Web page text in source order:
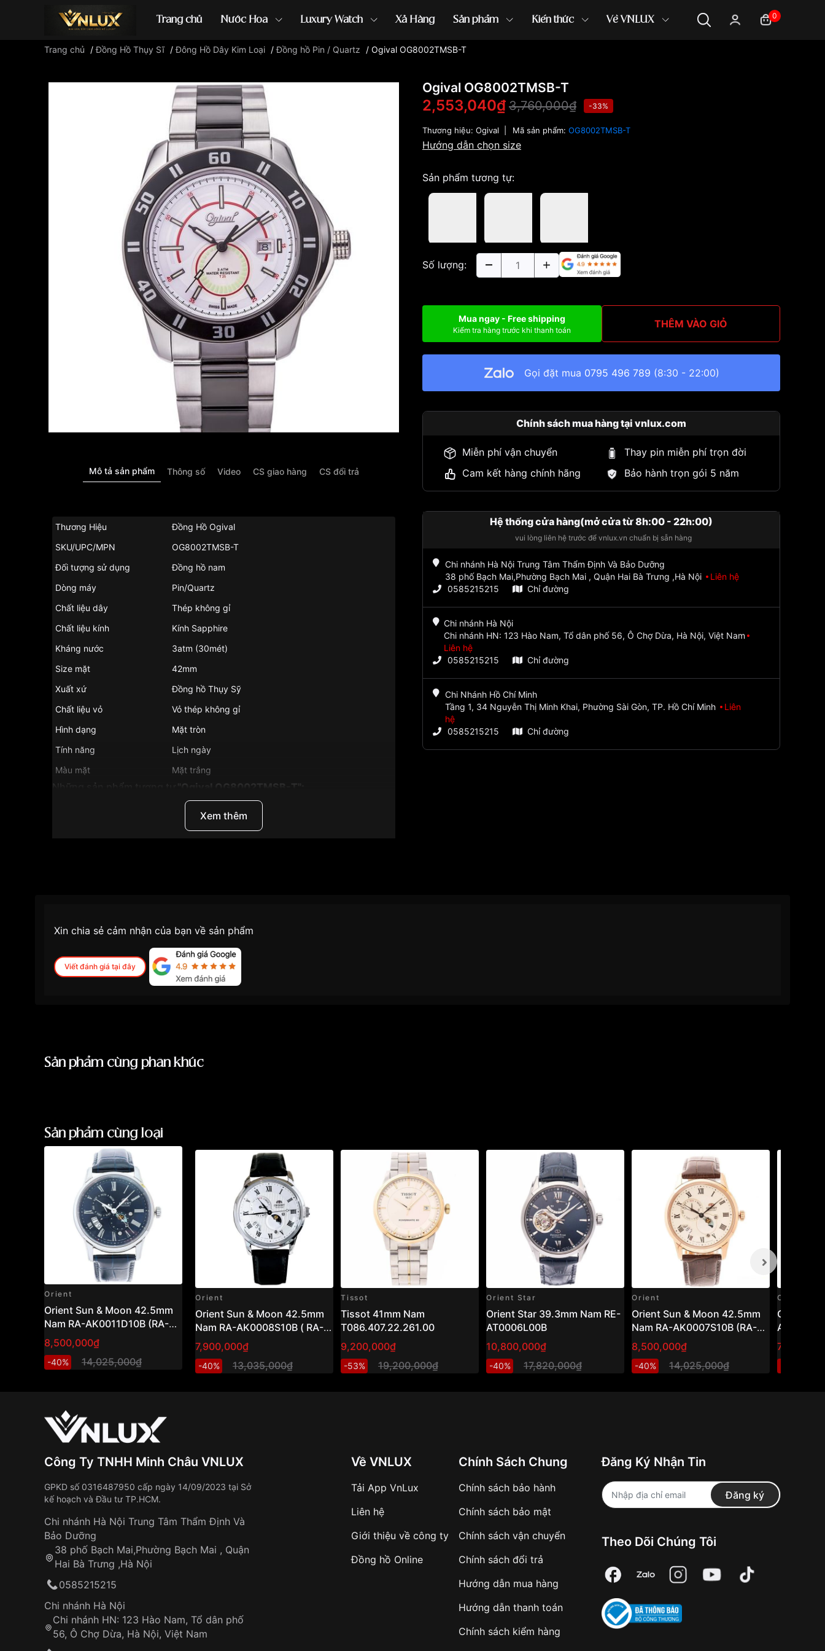
Trang chủ Nước Hoa Luxury Watch Xả Hàng Sản phẩm Kiến thức Về VNLUX 0
Đồng hồ casio đồng hồ G-Shock đồng hồ Orient ...
Trang chủ /Đồng Hồ Thụy Sĩ /Đông Hồ Dây Kim Loại /Đồng hồ Pin / Quartz / Ogival OG8002TMSB-T
Mô tả sản phẩm Thông số Video CS giao hàng CS đổi trả
Thương Hiệu
Đồng Hồ Ogival
SKU/UPC/MPN
OG8002TMSB-T
Đối tượng sử dụng
Đồng hồ nam
Dòng máy
Pin/Quartz
Chất liệu dây
Thép không gỉ
Chất liệu kính
Kính Sapphire
Kháng nước
3atm (30mét)
Size mặt
42mm
Xuất xứ
Đồng hồ Thụy Sỹ
Chất liệu vỏ
Vỏ thép không gỉ
Hình dạng
Mặt tròn
Tính năng
Lịch ngày
Màu mặt
Mặt trắng
Những sản phẩm tương tự "Ogival OG8002TMSB-T":
Xem thêm
Ogival OG8002TMSB-T
2,553,040₫ 3,760,000₫ -33%
Thương hiệu: Ogival Mã sản phẩm: OG8002TMSB-T
Hướng dẫn chọn size
Sản phẩm tương tự:
Số lượng:
Mua ngay - Free shipping
Kiểm tra hàng trước khi thanh toán THÊM VÀO GIỎ
Gọi đặt mua 0795 496 789 (8:30 - 22:00)
Chính sách mua hàng tại vnlux.com
Miễn phí vận chuyển
Thay pin miễn phí trọn đời
Cam kết hàng chính hãng
Bảo hành trọn gói 5 năm
Hệ thống cửa hàng(mở cửa từ 8h:00 - 22h:00)
vui lòng liên hệ trước để vnlux.vn chuẩn bị sẵn hàng
Chi nhánh Hà Nội Trung Tâm Thẩm Định Và Bảo Dưỡng
38 phố Bạch Mai,Phường Bạch Mai , Quận Hai Bà Trưng ,Hà Nội
Liên hệ
0585215215
Chỉ đường
Chi nhánh Hà Nội
Chi nhánh HN: 123 Hào Nam, Tổ dân phố 56, Ô Chợ Dừa, Hà Nội, Việt Nam
Liên hệ
0585215215
Chỉ đường
Chi Nhánh Hồ Chí Minh
Tầng 1, 34 Nguyễn Thị Minh Khai, Phường Sài Gòn, TP. Hồ Chí Minh
Liên
hệ
0585215215
Chỉ đường
Xin chia sẻ cảm nhận của bạn về sản phẩm
Viết đánh giá tại đây
Sản phẩm cùng phân khúc
Sản phẩm cùng loại
Orient
Orient Sun & Moon 42.5mm
Nam RA-AK0011D10B (RA-
AK0011D30B)
8,500,000₫
-40% 14,025,000₫
Orient
Orient Sun & Moon 42.5mm
Nam RA-AK0008S10B ( RA-
AK0008S30B )
7,900,000₫
-40% 13,035,000₫
Tissot
Tissot 41mm Nam
T086.407.22.261.00
9,200,000₫
-53% 19,200,000₫
Orient Star
Orient Star 39.3mm Nam RE-
AT0006L00B
10,800,000₫
-40% 17,820,000₫
Orient
Orient Sun & Moon 42.5mm
Nam RA-AK0007S10B (RA-
AK0007S30B)
8,500,000₫
-40% 14,025,000₫
Orient
Orient
Công Ty TNHH Minh Châu VNLUX
GPKD số 0316487950 cấp ngày 14/09/2023 tại Sở
kế hoạch và Đầu tư TP.HCM.
Chi nhánh Hà Nội Trung Tâm Thẩm Định Và
Bảo Dưỡng
38 phố Bạch Mai,Phường Bạch Mai , Quận
Hai Bà Trưng ,Hà Nội
0585215215
Chi nhánh Hà Nội
Chi nhánh HN: 123 Hào Nam, Tổ dân phố
56, Ô Chợ Dừa, Hà Nội, Việt Nam
Về VNLUX
Tải App VnLux
Liên hệ
Giới thiệu về công ty
Đồng hồ Online
Chính Sách Chung
Chính sách bảo hành
Chính sách bảo mật
Chính sách vận chuyển
Chính sách đổi trả
Hướng dẫn mua hàng
Hướng dẫn thanh toán
Chính sách kiểm hàng
Đăng Ký Nhận Tin
Đăng ký
Theo Dõi Chúng Tôi